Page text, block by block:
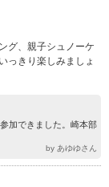
グ、親子シュノーケ
っきり楽しみましょ
加できました。崎本部
by あゆゆさん